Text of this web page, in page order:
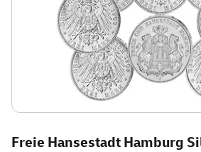
Freie Hansestadt Hamburg